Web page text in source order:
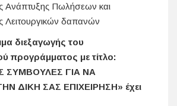
Ανάπτυξης Πωλήσεων και
Λειτουργικών δαπανών
διεξαγωγής του
προγράμματος με τίτλο:
ΣΥΜΒΟΥΛΕΣ ΓΙΑ ΝΑ
ΔΙΚΗ ΣΑΣ ΕΠΙΧΕΙΡΗΣΗ» έχει